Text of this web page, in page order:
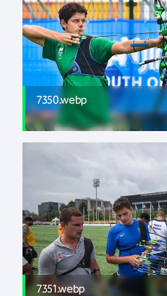
7350.webp
7351.webp